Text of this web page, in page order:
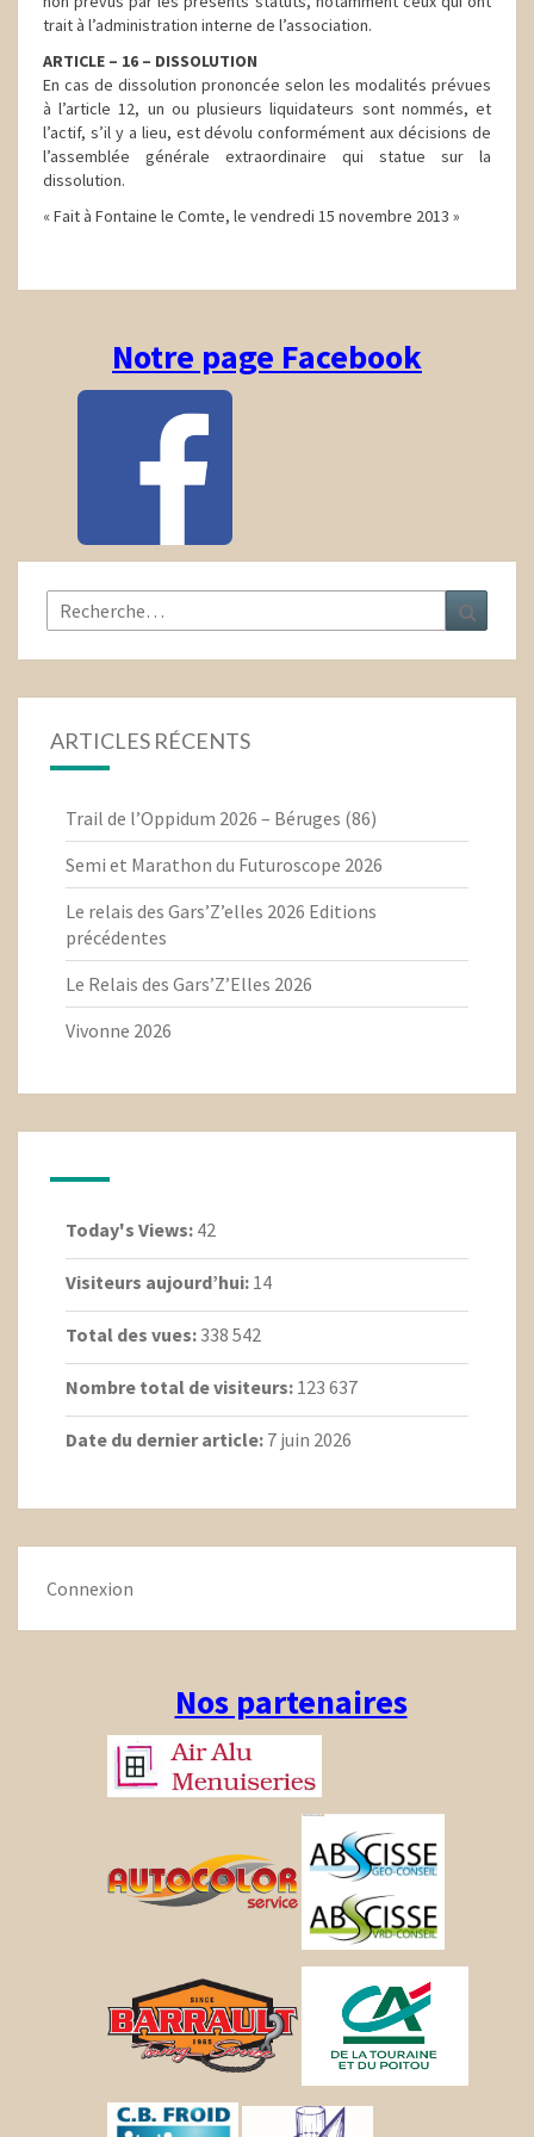
trait à l’administration interne de l’association.
ARTICLE – 16 – DISSOLUTION
En cas de dissolution prononcée selon les modalités prévues
à l’article 12, un ou plusieurs liquidateurs sont nommés, et
l’actif, s’il y a lieu, est dévolu conformément aux décisions de
l’assemblée générale extraordinaire qui statue sur la
dissolution.
« Fait à Fontaine le Comte, le vendredi 15 novembre 2013 »
Notre page Facebook
Rechercher :
ARTICLES RÉCENTS
Trail de l’Oppidum 2026 – Béruges (86)
Semi et Marathon du Futuroscope 2026
Le relais des Gars’Z’elles 2026 Editions
précédentes
Le Relais des Gars’Z’Elles 2026
Vivonne 2026
Today's Views: 42
Visiteurs aujourd’hui: 14
Total des vues: 338 542
Nombre total de visiteurs: 123 637
Date du dernier article: 7 juin 2026
Connexion
Nos partenaires